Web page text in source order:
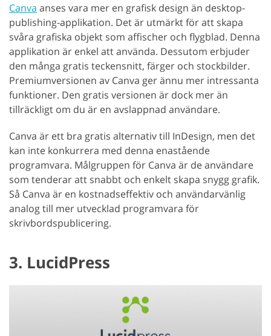
Canva anses vara mer en grafisk design än desktop-
publishing-applikation. Det är utmärkt för att skapa
svåra grafiska objekt som affischer och flygblad. Denna
applikation är enkel att använda. Dessutom erbjuder
den många gratis teckensnitt, färger och stockbilder.
Premiumversionen av Canva ger ännu mer intressanta
funktioner. Den gratis versionen är dock mer än
tillräckligt om du är en avslappnad användare.
Canva är ett bra gratis alternativ till InDesign, men det
kan inte konkurrera med denna enastående
programvara. Målgruppen för Canva är de användare
som tenderar att snabbt och enkelt skapa snygg grafik.
Så Canva är en kostnadseffektiv och användarvänlig
analog till mer utvecklad programvara för
skrivbordspublicering.
3. LucidPress